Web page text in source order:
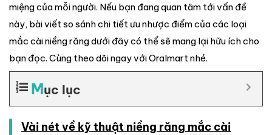
miệng của mỗi người. Nếu bạn đang quan tâm tới vấn đề
này, bài viết so sánh chi tiết ưu nhược điểm của các loại
mắc cài niềng răng dưới đây có thể sẽ mang lại hữu ích cho
bạn đọc. Cùng theo dõi ngay với Oralmart nhé.
Mục lục
Vài nét về kỹ thuật niềng răng mắc cài